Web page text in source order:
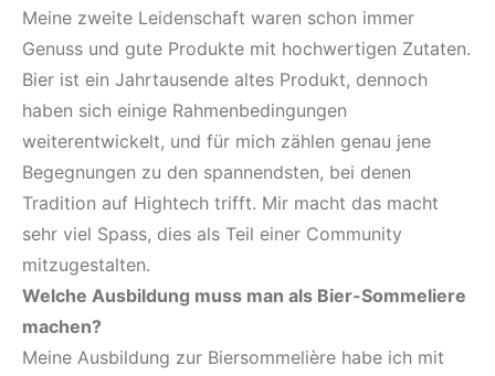
Meine zweite Leidenschaft waren schon immer
Genuss und gute Produkte mit hochwertigen Zutaten.
Bier ist ein Jahrtausende altes Produkt, dennoch
haben sich einige Rahmenbedingungen
weiterentwickelt, und für mich zählen genau jene
Begegnungen zu den spannendsten, bei denen
Tradition auf Hightech trifft. Mir macht das macht
sehr viel Spass, dies als Teil einer Community
mitzugestalten.
Welche Ausbildung muss man als Bier-Sommeliere
machen?
Meine Ausbildung zur Biersommelière habe ich mit